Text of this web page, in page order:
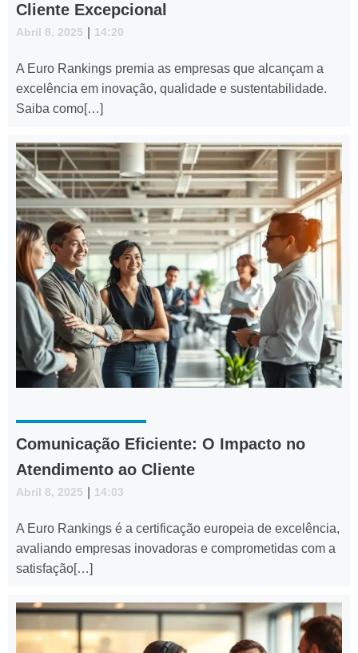
Cliente Excepcional
Abril 8, 2025 14:20
A Euro Rankings premia as empresas que alcançam a
excelência em inovação, qualidade e sustentabilidade.
Saiba como[…]
Comunicação Eficiente: O Impacto no
Atendimento ao Cliente
Abril 8, 2025 14:03
A Euro Rankings é a certificação europeia de excelência,
avaliando empresas inovadoras e comprometidas com a
satisfação[…]